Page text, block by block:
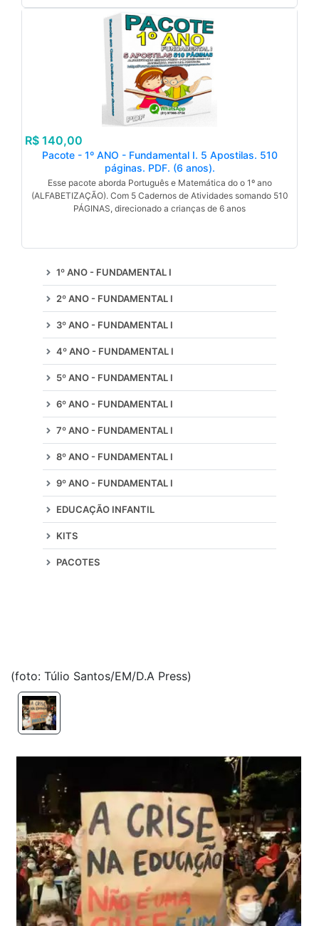
R$ 140,00
Pacote - 1º ANO - Fundamental I. 5 Apostilas. 510
páginas. PDF. (6 anos).
Esse pacote aborda Português e Matemática do o 1º ano
(ALFABETIZAÇÃO). Com 5 Cadernos de Atividades somando 510
PÁGINAS, direcionado a crianças de 6 anos
1º ANO - FUNDAMENTAL I
2º ANO - FUNDAMENTAL I
3º ANO - FUNDAMENTAL I
4º ANO - FUNDAMENTAL I
5º ANO - FUNDAMENTAL I
6º ANO - FUNDAMENTAL I
7º ANO - FUNDAMENTAL I
8º ANO - FUNDAMENTAL I
9º ANO - FUNDAMENTAL I
EDUCAÇÃO INFANTIL
KITS
PACOTES
(foto: Túlio Santos/EM/D.A Press)